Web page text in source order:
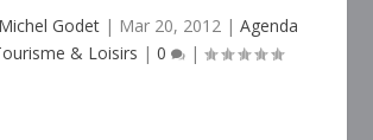
Michel Godet| Mar 20, 2012| Agenda
& Loisirs | 0 |